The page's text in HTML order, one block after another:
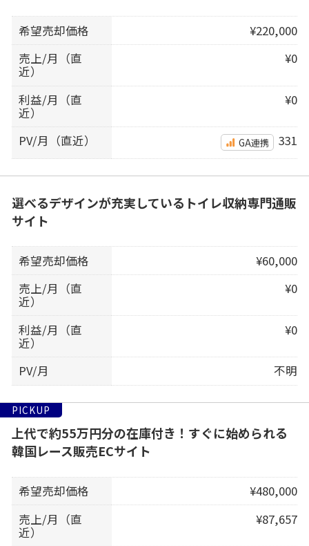
希望売却価格
¥220,000
売上/月（直
近）
¥0
利益/月（直
近）
¥0
PV/月（直近） GA連携 331
選べるデザインが充実しているトイレ収納専門通販
サイト
希望売却価格
¥60,000
売上/月（直
近）
¥0
利益/月（直
近）
¥0
PV/月 不明
PICKUP
上代で約55万円分の在庫付き！すぐに始められる
韓国レース販売ECサイト
希望売却価格
¥480,000
売上/月（直
近）
¥87,657